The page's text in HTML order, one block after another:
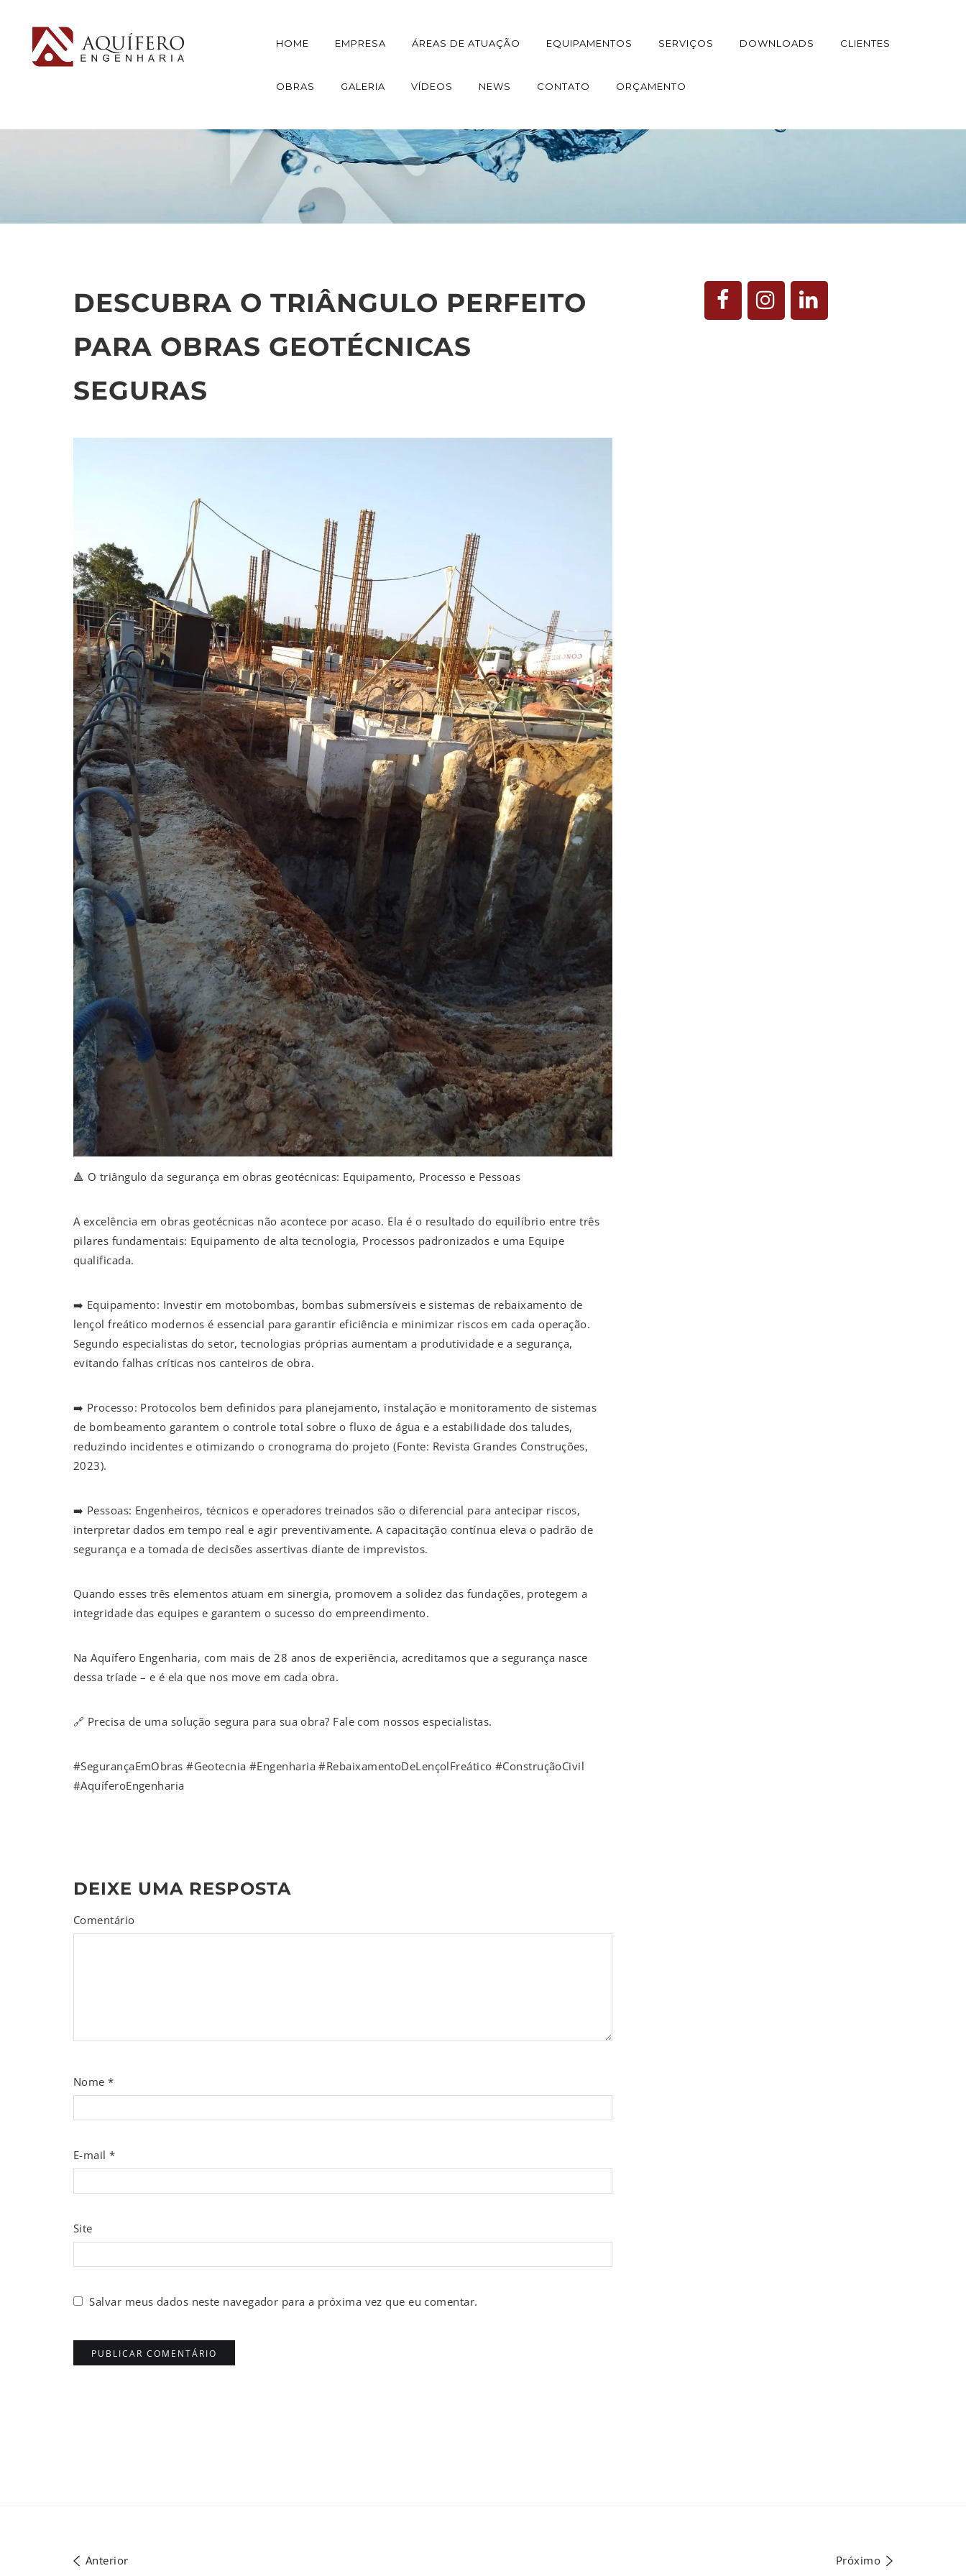
HOME EMPRESA ÁREAS DE ATUAÇÃO EQUIPAMENTOS SERVIÇOS DOWNLOADS CLIENTES
OBRAS GALERIA VÍDEOS NEWS CONTATO ORÇAMENTO
DESCUBRA O TRIÂNGULO PERFEITO
PARA OBRAS GEOTÉCNICAS
SEGURAS
🔺 O triângulo da segurança em obras geotécnicas: Equipamento, Processo e Pessoas
A excelência em obras geotécnicas não acontece por acaso. Ela é o resultado do equilíbrio entre três
pilares fundamentais: Equipamento de alta tecnologia, Processos padronizados e uma Equipe
qualificada.
➡️ Equipamento: Investir em motobombas, bombas submersíveis e sistemas de rebaixamento de
lençol freático modernos é essencial para garantir eficiência e minimizar riscos em cada operação.
Segundo especialistas do setor, tecnologias próprias aumentam a produtividade e a segurança,
evitando falhas críticas nos canteiros de obra.
➡️ Processo: Protocolos bem definidos para planejamento, instalação e monitoramento de sistemas
de bombeamento garantem o controle total sobre o fluxo de água e a estabilidade dos taludes,
reduzindo incidentes e otimizando o cronograma do projeto (Fonte: Revista Grandes Construções,
2023).
➡️ Pessoas: Engenheiros, técnicos e operadores treinados são o diferencial para antecipar riscos,
interpretar dados em tempo real e agir preventivamente. A capacitação contínua eleva o padrão de
segurança e a tomada de decisões assertivas diante de imprevistos.
Quando esses três elementos atuam em sinergia, promovem a solidez das fundações, protegem a
integridade das equipes e garantem o sucesso do empreendimento.
Na Aquífero Engenharia, com mais de 28 anos de experiência, acreditamos que a segurança nasce
dessa tríade – e é ela que nos move em cada obra.
🔗 Precisa de uma solução segura para sua obra? Fale com nossos especialistas.
#SegurançaEmObras #Geotecnia #Engenharia #RebaixamentoDeLençolFreático #ConstruçãoCivil
#AquíferoEngenharia
DEIXE UMA RESPOSTA
Comentário
Nome*
E-mail*
Site
Salvar meus dados neste navegador para a próxima vez que eu comentar.
Anterior Próximo